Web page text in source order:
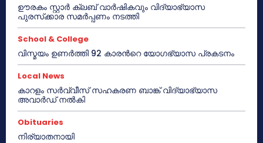
ഊരകം സ്റ്റാർ ക്ലബ് വാർഷികവും വിദ്യാഭ്യാസ
പുരസ്‌ക്കാര സമർപ്പണം നടത്തി
School & College
വിസ്മയം ഉണർത്തി 92 കാരൻറെ യോഗഭ്യാസ പ്രകടനം
Local News
കാറളം സർവ്വീസ് സഹകരണ ബാങ്ക് വിദ്യാഭ്യാസ
അവാർഡ് നൽകി
Obituaries
നിര്യാതനായി